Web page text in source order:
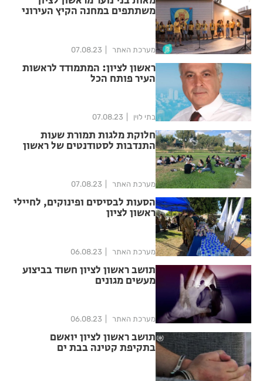
משתתפים במחנה הקיץ העירוני
מערכת האתר 07.08.23
ראשון לציון: המתמודד לראשות
העיר פותח הכל
בתי לוין 07.08.23
חלוקת מלגות תמורת שעות
התנדבות לסטודנטים של ראשון
מערכת האתר 07.08.23
הסעות לבסיסים ופינוקים, לחיילי
ראשון לציון
מערכת האתר 06.08.23
תושב ראשון לציון חשוד בביצוע
מעשים מגונים
מערכת האתר 06.08.23
תושב ראשון לציון יואשם
בתקיפת קטינה בבת ים